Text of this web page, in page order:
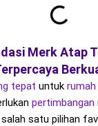
Merk Atap
tepat untuk rumah
pertimbangan
satu pilihan